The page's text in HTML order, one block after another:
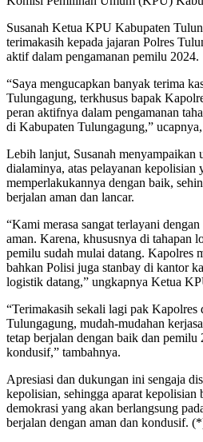
Susanah Ketua KPU Kabupaten
terimakasih kepada jajaran Polres
aktif dalam pengamanan pemilu 2024.
“Saya mengucapkan banyak terima
Tulungagung, terkhusus bapak
peran aktifnya dalam pengamanan
di Kabupaten Tulungagung,”
Lebih lanjut, Susanah menyampaikan
dialaminya, atas pelayanan kepolisian
memperlakukannya dengan baik,
berjalan aman dan lancar.
“Kami merasa sangat terlayani
aman. Karena, khususnya di tahapan
pemilu sudah mulai datang. Kapolres
bahkan Polisi juga stanbay di kantor
logistik datang,” ungkapnya Ketua
“Terimakasih sekali lagi pak Kapolres
Tulungagung, mudah-mudahan
tetap berjalan dengan baik dan pemilu
kondusif,” tambahnya.
Apresiasi dan dukungan ini sengaja
kepolisian, sehingga aparat kepolisian
demokrasi yang akan berlangsung
berjalan dengan aman dan kondusif.